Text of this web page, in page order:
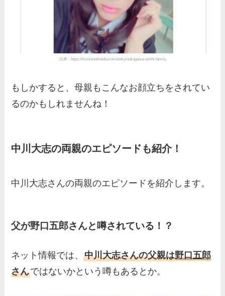
出典：https://mixtrendmedia.com/entry/nakagawa-taishi-family
もしかすると、母親もこんなお顔立ちをされてい
るのかもしれませんね！
中川大志の両親のエピソードも紹介！
中川大志さんの両親のエピソードを紹介します。
父が野口五郎さんと噂されている！？
ネット情報では、中川大志さんの父親は野口五郎
さんではないかという噂もあるとか。